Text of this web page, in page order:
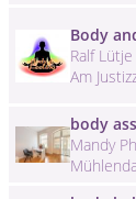
Body
Ralf Lütje
Am
body
Mandy